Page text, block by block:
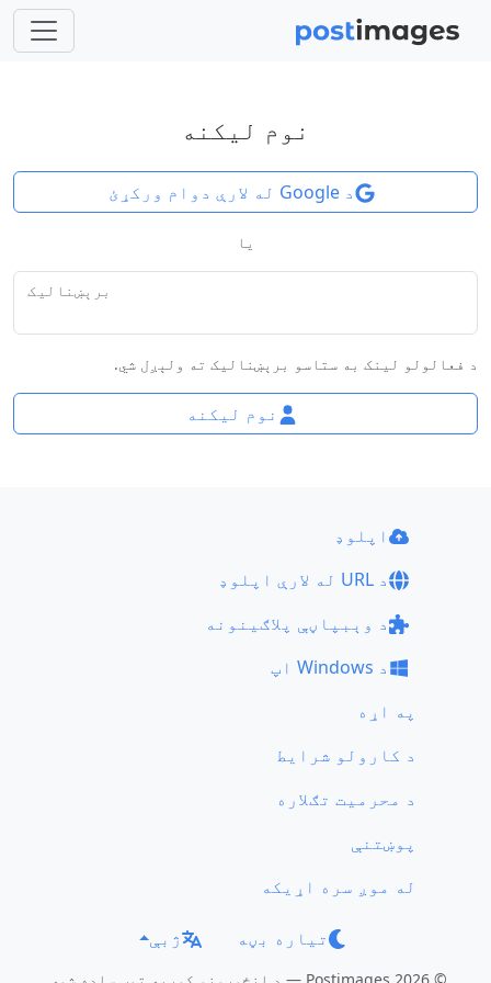
نوم لیکنه
د Google له لارې دوام ورکړئ
یا
برېښنالیک
د فعالولو لینک به ستاسو برېښنالیک ته ولېږل شي.
نوم لیکنه
اپلوډ
د URL له لارې اپلوډ
د وېبپاڼې پلاګینونه
د Windows اپ
په اړه
د کارولو شرایط
د محرمیت تګلاره
پوښتنې
له موږ سره اړیکه
تیاره بڼه ژبې